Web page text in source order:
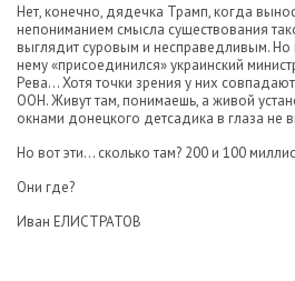
Нет, конечно, дядечка Трамп, когда
непониманием смысла существования
выглядит суровым и несправедливым. Но
нему «присоединился» украинский
Рева… Хотя точки зрения у них
ООН. Живут там, понимаешь, а живой
окнами донецкого детсадика в глаза не
Но вот эти… сколько там? 200 и 100
Они где?
Иван ЕЛИСТРАТОВ